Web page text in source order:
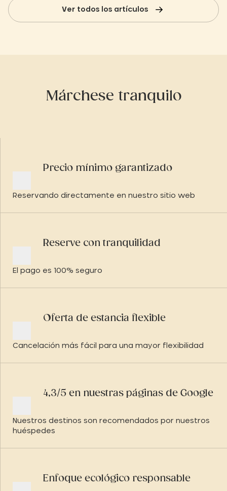
Ver todos los artículos
Márchese tranquilo
Precio mínimo garantizado
Reservando directamente en nuestro sitio web
Reserve con tranquilidad
El pago es 100% seguro
Oferta de estancia flexible
Cancelación más fácil para una mayor flexibilidad
4,3/5 en nuestras páginas de Google
Nuestros destinos son recomendados por nuestros
huéspedes
Enfoque ecológico responsable